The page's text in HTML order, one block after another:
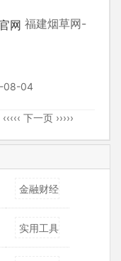
福建烟草网-
08-04
‹‹‹‹‹ 下一页 ›››››
金融财经
实用工具